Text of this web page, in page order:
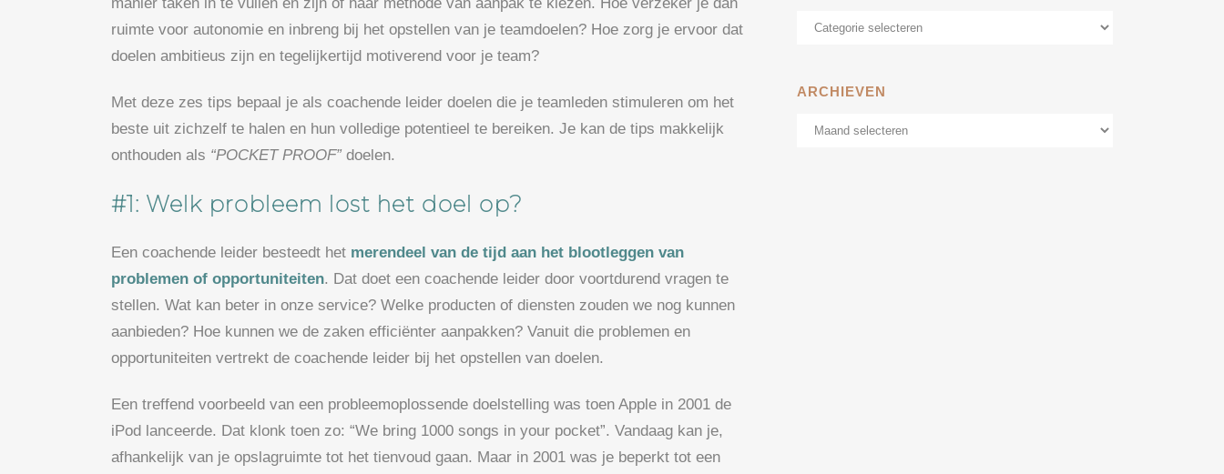
ruimte voor autonomie en inbreng bij het opstellen van je teamdoelen? Hoe zorg je ervoor dat
doelen ambitieus zijn en tegelijkertijd motiverend voor je team?
Met deze zes tips bepaal je als coachende leider doelen die je teamleden stimuleren om het
beste uit zichzelf te halen en hun volledige potentieel te bereiken. Je kan de tips makkelijk
onthouden als “POCKET PROOF” doelen.
#1: Welk probleem lost het doel op?
Een coachende leider besteedt het merendeel van de tijd aan het blootleggen van
problemen of opportuniteiten. Dat doet een coachende leider door voortdurend vragen te
stellen. Wat kan beter in onze service? Welke producten of diensten zouden we nog kunnen
aanbieden? Hoe kunnen we de zaken efficiënter aanpakken? Vanuit die problemen en
opportuniteiten vertrekt de coachende leider bij het opstellen van doelen.
Een treffend voorbeeld van een probleemoplossende doelstelling was toen Apple in 2001 de
iPod lanceerde. Dat klonk toen zo: “We bring 1000 songs in your pocket”. Vandaag kan je,
afhankelijk van je opslagruimte tot het tienvoud gaan. Maar in 2001 was je beperkt tot een
Categorieën
ARCHIEVEN
Archieven